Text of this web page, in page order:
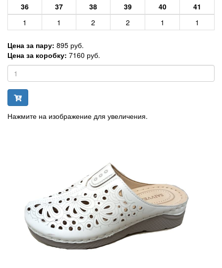
36
37 38 39 40
41
1
1 2 2 1 1
Цена за пару: 895 руб.
Цена за коробку: 7160 руб.
Нажмите на изображение для увеличения.